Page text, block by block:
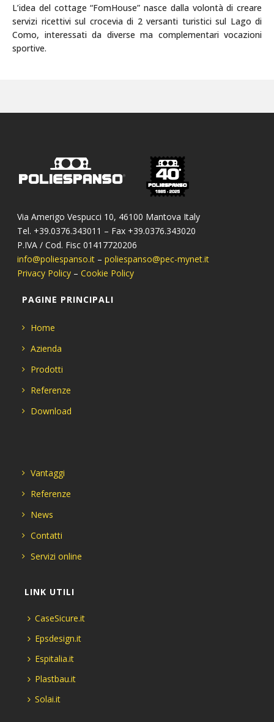
L’idea del cottage “FomHouse” nasce dalla volontà di creare
servizi ricettivi sul crocevia di 2 versanti turistici sul Lago di
Como, interessati da diverse ma complementari vocazioni
sportive.
Via Amerigo Vespucci 10, 46100 Mantova Italy
Tel. +39.0376.343011 – Fax +39.0376.343020
P.IVA / Cod. Fisc 01417720206
info@poliespanso.it –poliespanso@pec-mynet.it
Privacy Policy –Cookie Policy
PAGINE PRINCIPALI
Home
Azienda
Prodotti
Referenze
Download
Vantaggi
Referenze
News
Contatti
Servizi online
LINK UTILI
CaseSicure.it
Epsdesign.it
Espitalia.it
Plastbau.it
Solai.it